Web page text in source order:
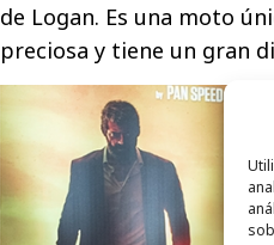
de Logan. Es una moto
preciosa y tiene un gran